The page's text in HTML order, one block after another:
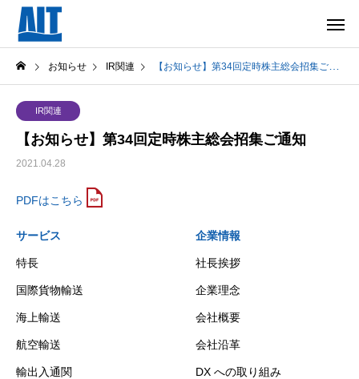
お知らせ IR関連 【お知らせ】第34回定時株主総会招集ご通知
IR関連
【お知らせ】第34回定時株主総会招集ご通知
2021.04.28
PDFはこちら
サービス
特長
国際貨物輸送
海上輸送
航空輸送
輸出入通関
企業情報
社長挨拶
企業理念
会社概要
会社沿革
DX への取り組み